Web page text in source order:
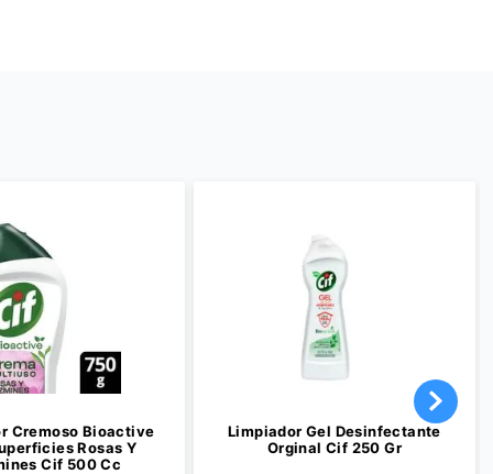
Cremoso Bioactive
Rosas Y
Cif 500 Cc
Limpiador Gel Desinfectante
Orginal Cif 250 Gr